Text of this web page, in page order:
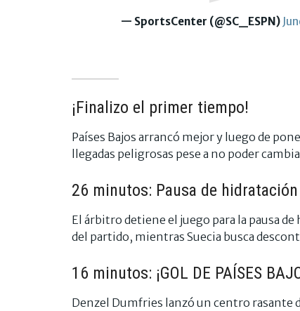
— SportsCenter (@SC_ESPN)
¡Finalizo el primer tiempo!
Países Bajos arrancó mejor y luego de
llegadas peligrosas pese a no poder
26 minutos: Pausa de hidratación
El árbitro detiene el juego para la pausa
del partido, mientras Suecia busca
16 minutos: ¡GOL DE PAÍSES
Denzel Dumfries lanzó un centro rasante